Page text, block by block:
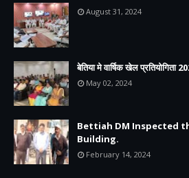
August 31, 2024
बेतिया मे वार्षिक खेल प्रतियोगिता
May 02, 2024
Bettiah DM Inspected
Building.
February 14, 2024